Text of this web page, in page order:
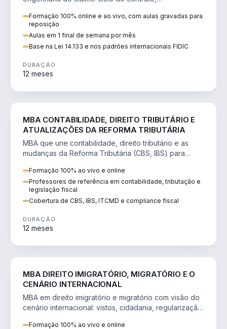
Formação 100% online e ao vivo, com aulas gravadas para
reposição
Aulas em 1 final de semana por mês
Base na Lei 14.133 e nos padrões internacionais FIDIC
DURAÇÃO
12 meses
MBA CONTABILIDADE, DIREITO TRIBUTÁRIO E
ATUALIZAÇÕES DA REFORMA TRIBUTÁRIA
MBA que une contabilidade, direito tributário e as
mudanças da Reforma Tributária (CBS, IBS) para
Formação 100% ao vivo e online
Professores de referência em contabilidade, tributação e
legislação fiscal
Cobertura de CBS, IBS, ITCMD e compliance fiscal
DURAÇÃO
12 meses
MBA DIREITO IMIGRATÓRIO, MIGRATÓRIO E O
CENÁRIO INTERNACIONAL
MBA em direito imigratório e migratório com visão do
cenário internacional: vistos, cidadania, regularização
Formação 100% ao vivo e online